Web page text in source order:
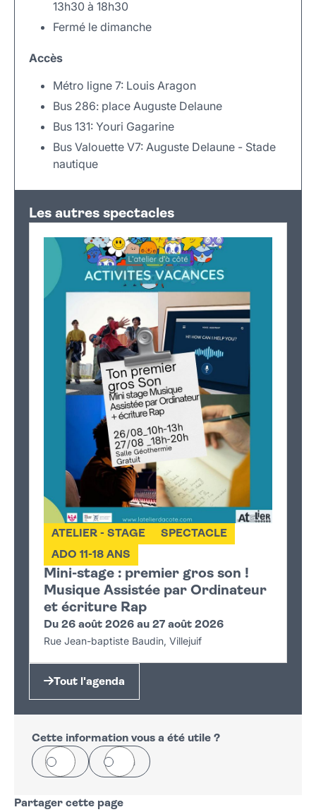
13h30 à 18h30
Fermé le dimanche
Accès
Métro ligne 7: Louis Aragon
Bus 286: place Auguste Delaune
Bus 131: Youri Gagarine
Bus Valouette V7: Auguste Delaune - Stade
nautique
+
−
Les autres spectacles
Mini-stage : premier gros son !
Musique Assistée par Ordinateur
et écriture Rap
ATELIER - STAGE
SPECTACLE
ADO 11-18 ANS
Du 26 août 2026 au 27 août 2026
Rue Jean-baptiste Baudin, Villejuif
Tout l'agenda
Cette information vous a été utile ?
Oui Non
Partager cette page